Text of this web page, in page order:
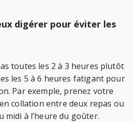
digérer pour éviter les
toutes les 2 à 3 heures plutôt
les 5 à 6 heures fatigant pour
Par exemple, prenez votre
collation entre deux repas ou
midi à l’heure du goûter.